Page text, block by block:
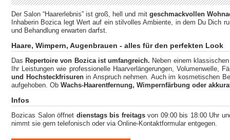
Der Salon “Haarerlebnis” ist groß, hell und mit geschmackvollen
Inhaberin Bozica legt Wert auf ein stilvolles Ambiente, in dem Du Dich
und Behandlung erwarten darfst.
Haare, Wimpern, Augenbrauen - alles für den perfekten Look
DasRepertoire von Bozica ist umfangreich. Neben einem
Ihr Leistungen wie professionelle Haarverlängerungen, Volumenwelle,
und Hochsteckfrisurenin Anspruch nehmen. Auch im kosmetischen
aufgehoben. Ob Wachs-Haarentfernung, Wimpernfärbung oder
Infos
Bozicas Salon öffnet dienstags bis freitagsvon 09:00 bis 18:00 Uhr
nimmt sie gern telefonisch oder via Online-Kontaktformular entgegen.